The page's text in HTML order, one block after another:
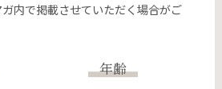
内で掲載させていただく場合がご
年齢